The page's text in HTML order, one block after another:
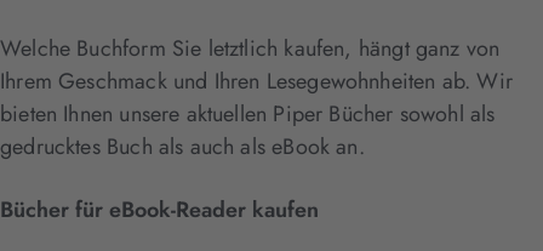
Welche Buchform Sie letztlich kaufen, hängt ganz von
Ihrem Geschmack und Ihren Lesegewohnheiten ab. Wir
bieten Ihnen unsere aktuellen Piper Bücher sowohl als
gedrucktes Buch als auch als eBook an.
Bücher für eBook-Reader kaufen